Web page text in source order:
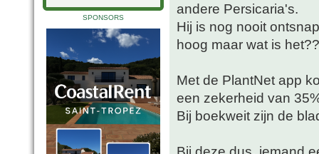
SPONSORS
andere Persicaria's.
Hij is nog nooit
hoog maar wat is het??
Met de PlantNet app
een zekerheid van
Bij boekweit zijn de